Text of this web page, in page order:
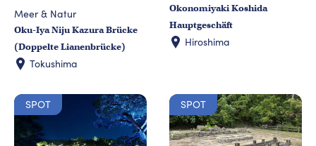
Meer & Natur
Oku-Iya Niju Kazura Brücke
(Doppelte Lianenbrücke)
Tokushima
Okonomiyaki Koshida
Hauptgeschäft
Hiroshima
SPOT SPOT